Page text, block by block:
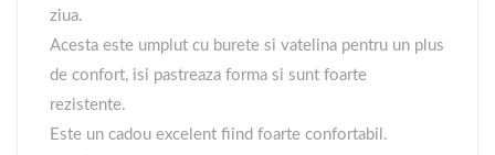
ziua.
Acesta este umplut cu burete si vatelina pentru un plus
de confort, isi pastreaza forma si sunt foarte
rezistente.
Este un cadou excelent fiind foarte confortabil.